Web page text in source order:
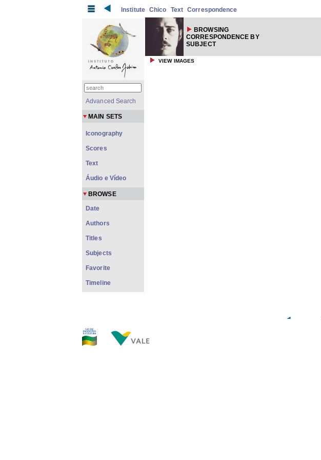
Institute Chico Text Correspondence
BROWSING
CORRESPONDENCE BY
SUBJECT
VIEW IMAGES
Advanced Search
MAIN SETS
Iconography
Scores
Text
Áudio e Vídeo
BROWSE
Date
Authors
Titles
Subjects
Favorite
Timeline